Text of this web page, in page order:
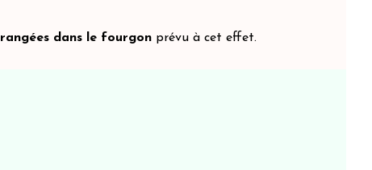
rangées dans le fourgon prévu à cet effet.